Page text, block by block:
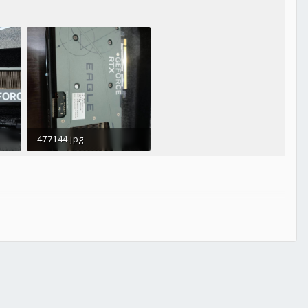
477144.jpg
157.5 KB · 人氣： 0